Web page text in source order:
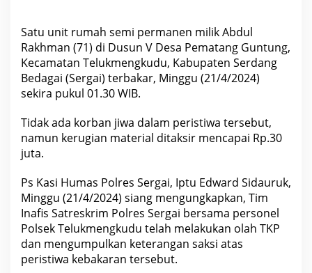
a
h
S
m
i
P
e
m
a
n
a
b
i
s
T
e
r
b
a
Satu unit rumah semi permanen milik Abdul
Rakhman (71) di Dusun V Desa Pematang Guntung,
Kecamatan Telukmengkudu, Kabupaten Serdang
Bedagai (Sergai) terbakar, Minggu (21/4/2024)
sekira pukul 01.30 WIB.
Tidak ada korban jiwa dalam peristiwa tersebut,
namun kerugian material ditaksir mencapai Rp.30
juta.
Ps Kasi Humas Polres Sergai, Iptu Edward Sidauruk,
Minggu (21/4/2024) siang mengungkapkan, Tim
Inafis Satreskrim Polres Sergai bersama personel
Polsek Telukmengkudu telah melakukan olah TKP
dan mengumpulkan keterangan saksi atas
peristiwa kebakaran tersebut.